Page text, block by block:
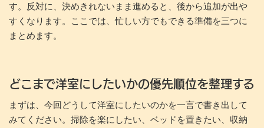
す。反対に、決めきれないまま進めると、後から追加が出や
すくなります。ここでは、忙しい方でもできる準備を三つに
まとめます。
どこまで洋室にしたいかの優先順位を整理する
まずは、今回どうして洋室にしたいのかを一言で書き出して
みてください。掃除を楽にしたい、ベッドを置きたい、収納